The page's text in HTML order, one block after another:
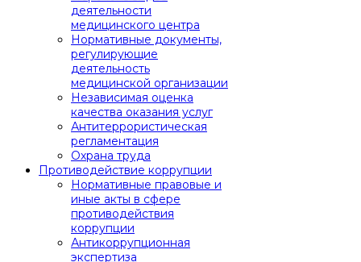
деятельности
медицинского центра
Нормативные документы,
регулирующие
деятельность
медицинской организации
Независимая оценка
качества оказания услуг
Антитеррористическая
регламентация
Охрана труда
Противодействие коррупции
Нормативные правовые и
иные акты в сфере
противодействия
коррупции
Антикоррупционная
экспертиза